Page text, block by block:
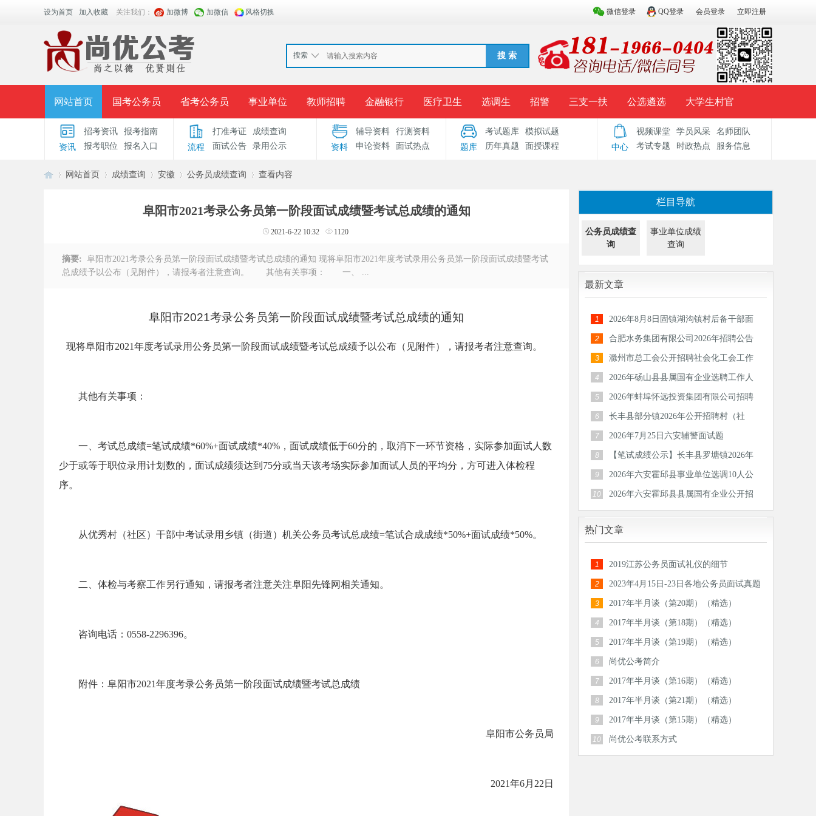
微信登录 QQ登录 会员登录 立即注册
设为首页 加入收藏 关注我们： 加微博 加微信 风格切换
搜索 搜 索
网站首页 国考公务员 省考公务员 事业单位 教师招聘 金融银行 医疗卫生 选调生 招警 三支一扶 公选遴选 大学生村官
面授课程 招考公告 面试公告 报考指导 准考证打印 成绩查询 录用公示 考试题库 辅导资料 历年真题 模拟试题
时政热点 视频课堂 名师团队 学员风采 考试专题
资讯
招考资讯
报考指南
报考职位
报名入口 流程
打准考证
成绩查询
面试公告
录用公示 资料
辅导资料
行测资料
申论资料
面试热点 题库
考试题库
模拟试题
历年真题
面授课程 中心
视频课堂 学员风采
名师团队
考试专题
时政热点 服务信息
网站首页 成绩查询 安徽 公务员成绩查询 查看内容
阜阳市2021考录公务员第一阶段面试成绩暨考试总成绩的通知
2021-6-22 10:32 1120
摘要: 阜阳市2021考录公务员第一阶段面试成绩暨考试总成绩的通知 现将阜阳市2021年度考试录用公务员第一阶段面试成绩暨考试
总成绩予以公布（见附件），请报考者注意查询。 其他有关事项： 一、 ...
阜阳市2021考录公务员第一阶段面试成绩暨考试总成绩的通知
现将阜阳市2021年度考试录用公务员第一阶段面试成绩暨考试总成绩予以公布（见附件），请报考者注意查询。
其他有关事项：
一、考试总成绩=笔试成绩*60%+面试成绩*40%，面试成绩低于60分的，取消下一环节资格，实际参加面试人数
少于或等于职位录用计划数的，面试成绩须达到75分或当天该考场实际参加面试人员的平均分，方可进入体检程
序。
从优秀村（社区）干部中考试录用乡镇（街道）机关公务员考试总成绩=笔试合成成绩*50%+面试成绩*50%。
二、体检与考察工作另行通知，请报考者注意关注阜阳先锋网相关通知。
咨询电话：0558-2296396。
附件： 阜阳市2021年度考录公务员第一阶段面试成绩暨考试总成绩
阜阳市公务员局
2021年6月22日
栏目导航
公务员成绩查
询
事业单位成绩
查询
最新文章
1
2026年8月8日固镇湖沟镇村后备干部面
试题
2 合肥水务集团有限公司2026年招聘公告
3
滁州市总工会公开招聘社会化工会工作
者和专
4
2026年砀山县县属国有企业选聘工作人
员公告
5
2026年蚌埠怀远投资集团有限公司招聘
30人公
6
长丰县部分镇2026年公开招聘村（社
区）后备
7 2026年7月25日六安辅警面试题
8
【笔试成绩公示】长丰县罗塘镇2026年
公开招
9
2026年六安霍邱县事业单位选调10人公
告
10
2026年六安霍邱县县属国有企业公开招
聘工作
热门文章
1 2019江苏公务员面试礼仪的细节
2
2023年4月15日-23日各地公务员面试真题
汇总
3 2017年半月谈（第20期）（精选）
4 2017年半月谈（第18期）（精选）
5 2017年半月谈（第19期）（精选）
6 尚优公考简介
7 2017年半月谈（第16期）（精选）
8 2017年半月谈（第21期）（精选）
9 2017年半月谈（第15期）（精选）
10 尚优公考联系方式